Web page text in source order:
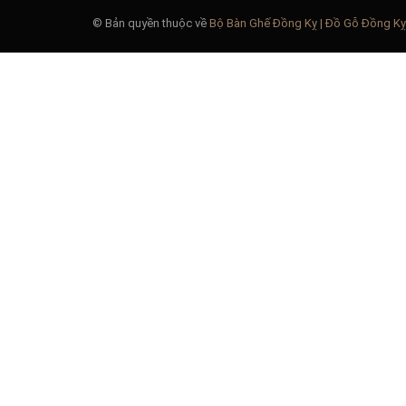
© Bản quyền thuộc về Bộ Bàn Ghế Đồng Kỵ | Đồ Gỗ Đồng Kỵ